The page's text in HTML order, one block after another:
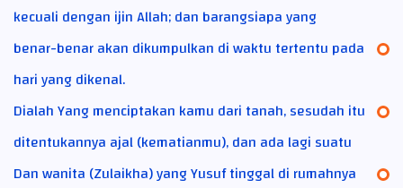
kecuali dengan ijin Allah; dan barangsiapa yang
benar-benar akan dikumpulkan di waktu tertentu pada
hari yang dikenal.
Dialah Yang menciptakan kamu dari tanah, sesudah itu
ditentukannya ajal (kematianmu), dan ada lagi suatu
Dan wanita (Zulaikha) yang Yusuf tinggal di rumahnya